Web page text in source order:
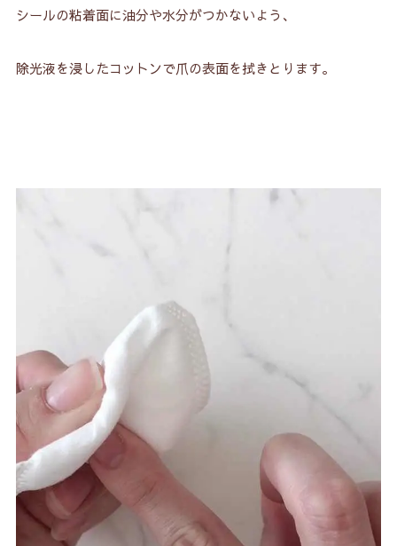
シールの粘着面に油分や水分がつかないよう、
除光液を浸したコットンで爪の表面を拭きとります。